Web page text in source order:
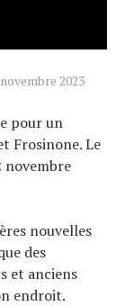
2023
pour un
Frosinone. Le
novembre
nouvelles
des
et anciens
endroit.